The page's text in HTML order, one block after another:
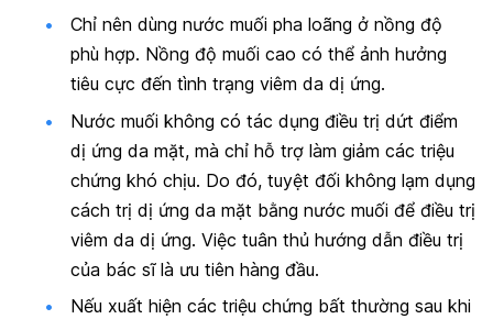
Chỉ nên dùng nước muối pha loãng ở nồng độ
phù hợp. Nồng độ muối cao có thể ảnh hưởng
tiêu cực đến tình trạng viêm da dị ứng.
Nước muối không có tác dụng điều trị dứt điểm
dị ứng da mặt, mà chỉ hỗ trợ làm giảm các triệu
chứng khó chịu. Do đó, tuyệt đối không lạm dụng
cách trị dị ứng da mặt bằng nước muối để điều trị
viêm da dị ứng. Việc tuân thủ hướng dẫn điều trị
của bác sĩ là ưu tiên hàng đầu.
Nếu xuất hiện các triệu chứng bất thường sau khi